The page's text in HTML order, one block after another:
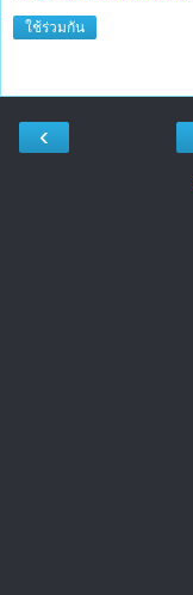
ใช้ร่วมกัน
‹